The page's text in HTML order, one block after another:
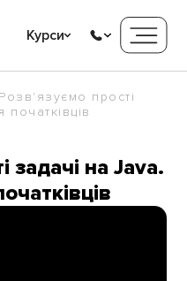
Курси
Розв'язуємо прості
задачі на Java.